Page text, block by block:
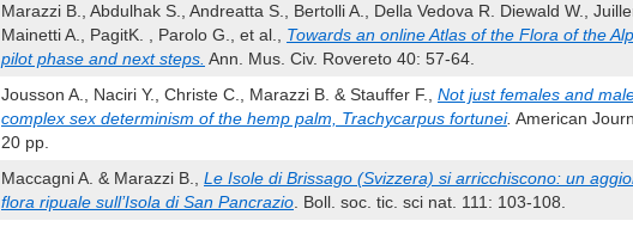
Marazzi B., Abdulhak S., Andreatta S., Bertolli A., Della Vedova R. Diewald W.,
Mainetti A., PagitK. , Parolo G., et al., Towards an online Atlas of the Flora of the
pilot phase and next steps. Ann. Mus. Civ. Rovereto 40: 57-64.
Jousson A., Naciri Y., Christe C., Marazzi B. & Stauffer F., Not just females and
complex sex determinism of the hemp palm, Trachycarpus fortunei. American
20 pp.
Maccagni A. & Marazzi B., Le Isole di Brissago (Svizzera) si arricchiscono: un
flora ripuale sull’Isola di San Pancrazio . Boll. soc. tic. sci nat. 111: 103-108.